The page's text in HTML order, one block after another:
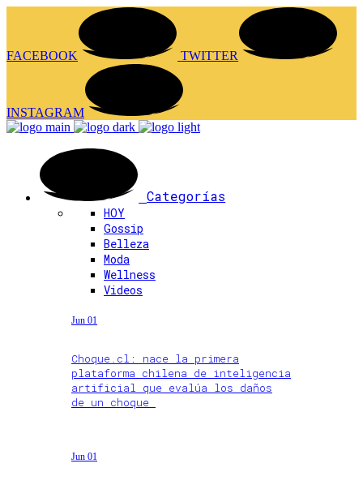
FACEBOOK TWITTER
INSTAGRAM
Categorías
HOY
Gossip
Belleza
Moda
Wellness
Videos
Jun 01
Choque.cl: nace la primera
plataforma chilena de inteligencia
artificial que evalúa los daños
de un choque
Jun 01